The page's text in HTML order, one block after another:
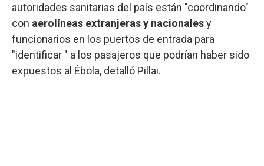
autoridades sanitarias del país están "coordinando"
con aerolíneas extranjeras y nacionalesy
funcionarios en los puertos de entrada para
"identificar " a los pasajeros que podrían haber sido
expuestos al Ébola, detalló Pillai.